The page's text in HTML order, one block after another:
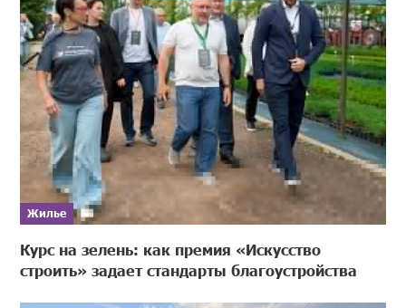
Жилье
Курс на зелень: как премия «Искусство
строить» задает стандарты благоустройства